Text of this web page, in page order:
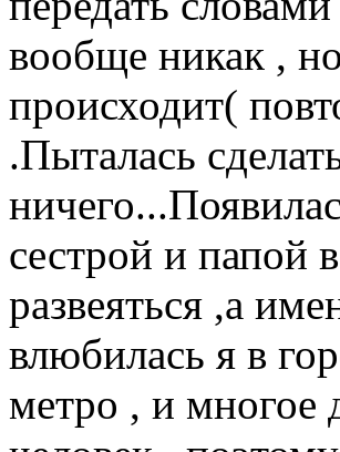
вообще никак ,
происходит(
.Пыталась
сестрой и папой
развеяться ,а
влюбилась я в
метро , и